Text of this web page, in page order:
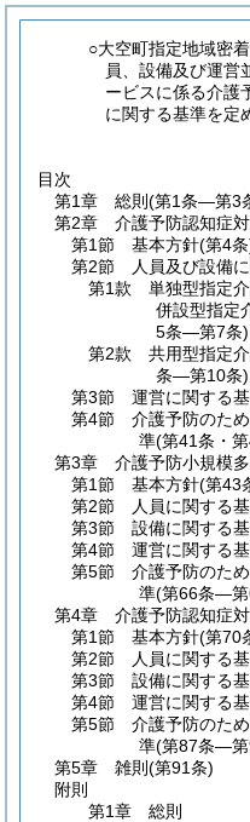
○大空町指定地域密
員、設備及び運営
ービスに係る介護
に関する基準を定
目次
第1章
総則 (第1条―第3
第2章
介護予防認知症
第1節
基本方針(第4
第2節
人員及び設備
第1款
単独型指定
併設型指定
5条―第7条)
第2款
共用型指定
条―第10条)
第3節
運営に関する
第4節
介護予防のた
準(第41条・
第3章
介護予防小規模
第1節
基本方針(第43
第2節
人員に関する
第3節
設備に関する
第4節
運営に関する
第5節
介護予防のた
準(第66条―第
第4章
介護予防認知症
第1節
基本方針(第70
第2節
人員に関する
第3節
設備に関する
第4節
運営に関する
第5節
介護予防のた
準(第87条―第
第5章
雑則 (第91条)
附則
第1章
総則